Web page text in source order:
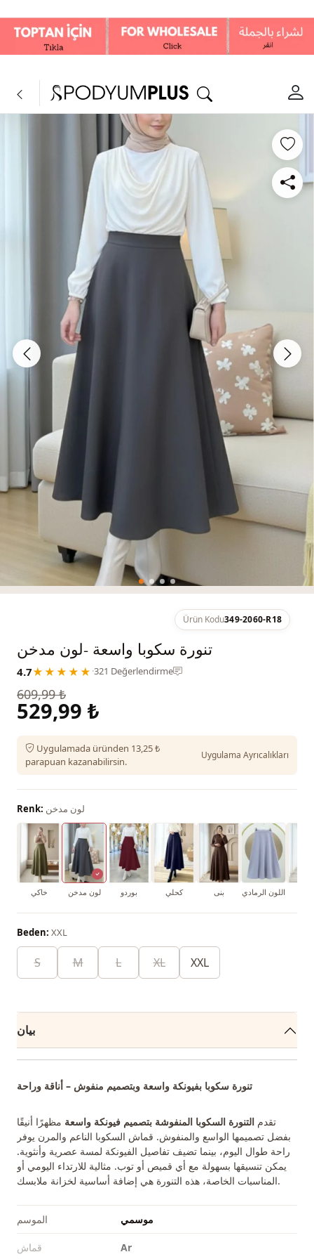
Ürün Kodu349-2060-R18
تنورة سكوبا واسعة -لون مدخن
4.7★★★★★ ·321 Değerlendirme
609,99 ₺
529,99 ₺
Uygulamada üründen 13,25 ₺
parapuan kazanabilirsin.
Uygulama Ayrıcalıkları
Renk: لون مدخن
خاكي لون مدخن بوردو كحلي بنى اللون الرمادي
Beden: XXL
S M L XL XXL
بيان
تنورة سكوبا بفيونكة واسعة وبتصميم منفوش – أناقة وراحة
تقدم التنورة السكوبا المنفوشة بتصميم فيونكة واسعة مظهرًا أنيقًا
بفضل تصميمها الواسع والمنفوش. قماش السكوبا الناعم والمرن يوفر
راحة طوال اليوم، بينما تضيف تفاصيل الفيونكة لمسة عصرية وأنثوية.
يمكن تنسيقها بسهولة مع أي قميص أو توب. مثالية للارتداء اليومي أو
المناسبات الخاصة، هذه التنورة هي إضافة أساسية لخزانة ملابسك.
الموسم موسمي
قماش Ar